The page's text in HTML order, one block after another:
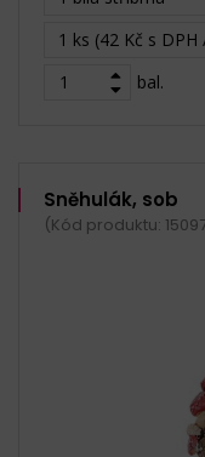
1 ks (42 Kč s DPH
bal.
Sněhulák, sob
(Kód produktu: